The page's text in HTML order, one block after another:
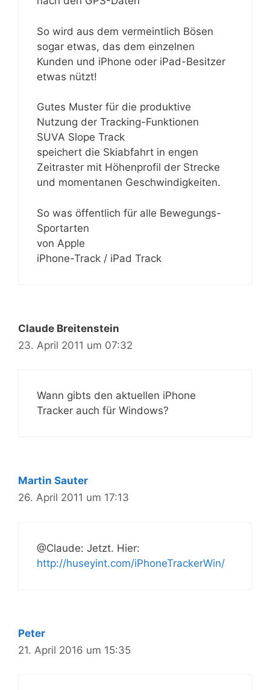
So wird aus dem vermeintlich Bösen
sogar etwas, das dem einzelnen
Kunden und iPhone oder iPad-Besitzer
etwas nützt!
Gutes Muster für die produktive
Nutzung der Tracking-Funktionen
SUVA Slope Track
speichert die Skiabfahrt in engen
Zeitraster mit Höhenprofil der Strecke
und momentanen Geschwindigkeiten.
So was öffentlich für alle Bewegungs-
Sportarten
von Apple
iPhone-Track / iPad Track
Claude Breitenstein
23. April 2011 um 07:32
Wann gibts den aktuellen iPhone
Tracker auch für Windows?
Martin Sauter
26. April 2011 um 17:13
@Claude: Jetzt. Hier:
http://huseyint.com/iPhoneTrackerWin/
Peter
21. April 2016 um 15:35